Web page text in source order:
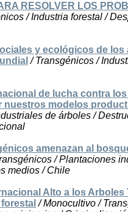
RESOLVER LOS
/ Industria forestal /
y ecológicos de
/ Transgénicos /
de lucha contra
nuestros modelos
de árboles /
amenazan al
/ Plantaciones
medios / Chile
Alto a los
/ Monocultivo /